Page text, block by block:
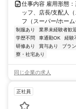
仕事内容 雇用形態
ッフ、店長/支配人
フ（スーパー/ホ
制服あり 業界未経験者歓
学歴不問
車通勤OK 経験
研修あり
賞与あり ブラ
寮・社宅あり
同じ企業の求人
正社員